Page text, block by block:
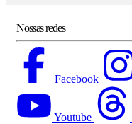
Nossas redes
Facebook
Youtube